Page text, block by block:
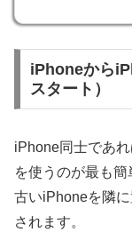
iPhoneから
スタート）
iPhone同士であ
を使うのが最も簡
古いiPhoneを隣
されます。